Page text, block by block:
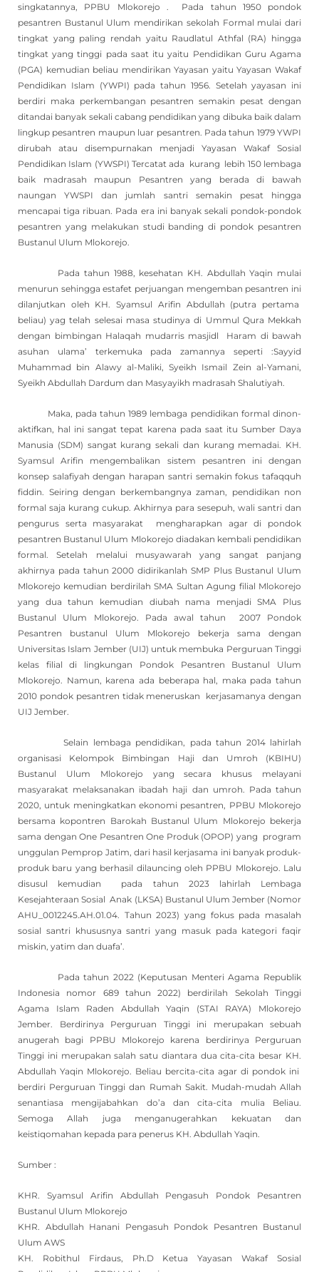
singkatannya, PPBU Mlokorejo . Pada tahun 1950 pondok
pesantren Bustanul Ulum mendirikan sekolah Formal mulai dari
tingkat yang paling rendah yaitu Raudlatul Athfal (RA) hingga
tingkat yang tinggi pada saat itu yaitu Pendidikan Guru Agama
(PGA) kemudian beliau mendirikan Yayasan yaitu Yayasan Wakaf
Pendidikan Islam (YWPI) pada tahun 1956. Setelah yayasan ini
berdiri maka perkembangan pesantren semakin pesat dengan
ditandai banyak sekali cabang pendidikan yang dibuka baik dalam
lingkup pesantren maupun luar pesantren. Pada tahun 1979 YWPI
dirubah atau disempurnakan menjadi Yayasan Wakaf Sosial
Pendidikan Islam (YWSPI) Tercatat ada kurang lebih 150 lembaga
baik madrasah maupun Pesantren yang berada di bawah
naungan YWSPI dan jumlah santri semakin pesat hingga
mencapai tiga ribuan. Pada era ini banyak sekali pondok-pondok
pesantren yang melakukan studi banding di pondok pesantren
Bustanul Ulum Mlokorejo.
Pada tahun 1988, kesehatan KH. Abdullah Yaqin mulai
menurun sehingga estafet perjuangan mengemban pesantren ini
dilanjutkan oleh KH. Syamsul Arifin Abdullah (putra pertama
beliau) yag telah selesai masa studinya di Ummul Qura Mekkah
dengan bimbingan Halaqah mudarris masjidl Haram di bawah
asuhan ulama’ terkemuka pada zamannya seperti :Sayyid
Muhammad bin Alawy al-Maliki, Syeikh Ismail Zein al-Yamani,
Syeikh Abdullah Dardum dan Masyayikh madrasah Shalutiyah.
Maka, pada tahun 1989 lembaga pendidikan formal dinon-
aktifkan, hal ini sangat tepat karena pada saat itu Sumber Daya
Manusia (SDM) sangat kurang sekali dan kurang memadai. KH.
Syamsul Arifin mengembalikan sistem pesantren ini dengan
konsep salafiyah dengan harapan santri semakin fokus tafaqquh
fiddin. Seiring dengan berkembangnya zaman, pendidikan non
formal saja kurang cukup. Akhirnya para sesepuh, wali santri dan
pengurus serta masyarakat mengharapkan agar di pondok
pesantren Bustanul Ulum Mlokorejo diadakan kembali pendidikan
formal. Setelah melalui musyawarah yang sangat panjang
akhirnya pada tahun 2000 didirikanlah SMP Plus Bustanul Ulum
Mlokorejo kemudian berdirilah SMA Sultan Agung filial Mlokorejo
yang dua tahun kemudian diubah nama menjadi SMA Plus
Bustanul Ulum Mlokorejo. Pada awal tahun 2007 Pondok
Pesantren bustanul Ulum Mlokorejo bekerja sama dengan
Universitas Islam Jember (UIJ) untuk membuka Perguruan Tinggi
kelas filial di lingkungan Pondok Pesantren Bustanul Ulum
Mlokorejo. Namun, karena ada beberapa hal, maka pada tahun
2010 pondok pesantren tidak meneruskan kerjasamanya dengan
UIJ Jember.
Selain lembaga pendidikan, pada tahun 2014 lahirlah
organisasi Kelompok Bimbingan Haji dan Umroh (KBIHU)
Bustanul Ulum Mlokorejo yang secara khusus melayani
masyarakat melaksanakan ibadah haji dan umroh. Pada tahun
2020, untuk meningkatkan ekonomi pesantren, PPBU Mlokorejo
bersama kopontren Barokah Bustanul Ulum Mlokorejo bekerja
sama dengan One Pesantren One Produk (OPOP) yang program
unggulan Pemprop Jatim, dari hasil kerjasama ini banyak produk-
produk baru yang berhasil dilauncing oleh PPBU Mlokorejo. Lalu
disusul kemudian pada tahun 2023 lahirlah Lembaga
Kesejahteraan Sosial Anak (LKSA) Bustanul Ulum Jember (Nomor
AHU_0012245.AH.01.04. Tahun 2023) yang fokus pada masalah
sosial santri khususnya santri yang masuk pada kategori faqir
miskin, yatim dan duafa’.
Pada tahun 2022 (Keputusan Menteri Agama Republik
Indonesia nomor 689 tahun 2022) berdirilah Sekolah Tinggi
Agama Islam Raden Abdullah Yaqin (STAI RAYA) Mlokorejo
Jember. Berdirinya Perguruan Tinggi ini merupakan sebuah
anugerah bagi PPBU Mlokorejo karena berdirinya Perguruan
Tinggi ini merupakan salah satu diantara dua cita-cita besar KH.
Abdullah Yaqin Mlokorejo. Beliau bercita-cita agar di pondok ini
berdiri Perguruan Tinggi dan Rumah Sakit. Mudah-mudah Allah
senantiasa mengijabahkan do’a dan cita-cita mulia Beliau.
Semoga Allah juga menganugerahkan kekuatan dan
keistiqomahan kepada para penerus KH. Abdullah Yaqin.
Sumber :
KHR. Syamsul Arifin Abdullah Pengasuh Pondok Pesantren
Bustanul Ulum Mlokorejo
KHR. Abdullah Hanani Pengasuh Pondok Pesantren Bustanul
Ulum AWS
KH. Robithul Firdaus, Ph.D Ketua Yayasan Wakaf Sosial